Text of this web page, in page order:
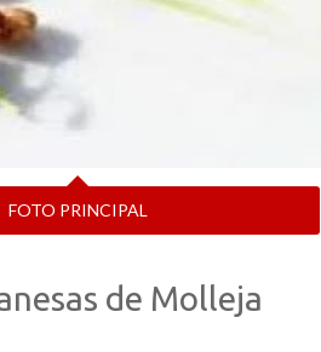
FOTO PRINCIPAL
de Molleja